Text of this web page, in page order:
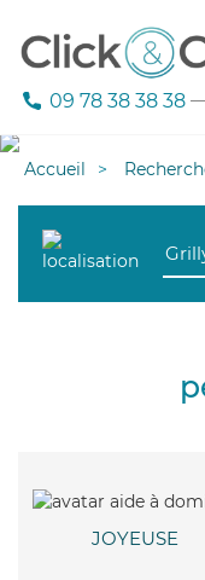
09 78 38 38 38 —
Accueil
JOYEUSE